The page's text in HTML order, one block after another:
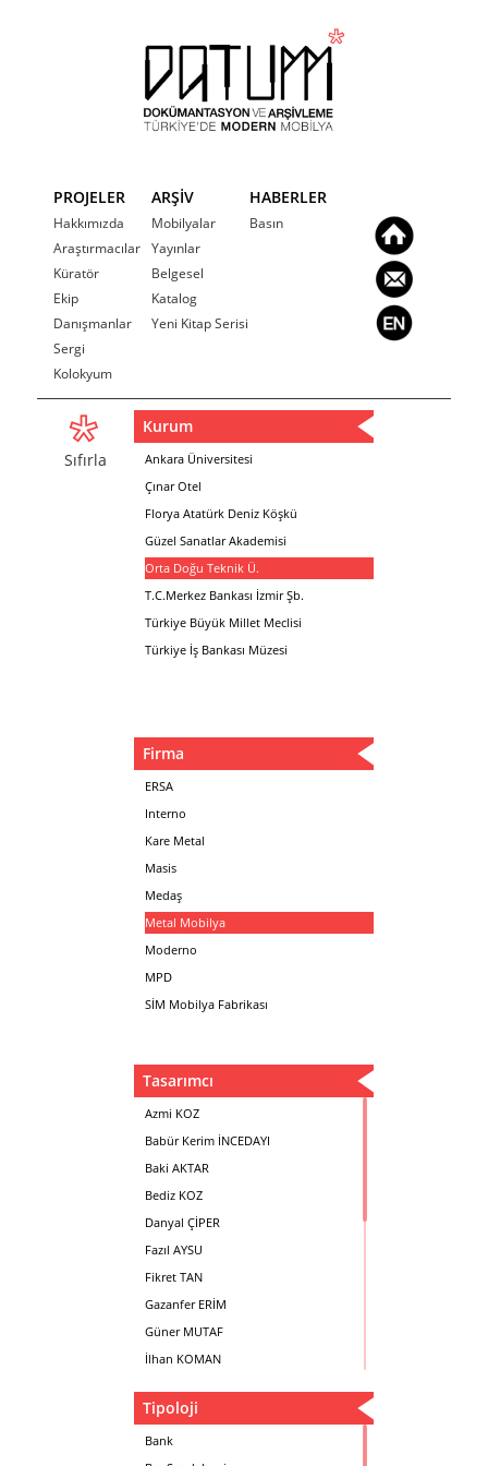
PROJELER
Hakkımızda
Araştırmacılar
Küratör
Ekip
Danışmanlar
Sergi
Kolokyum
ARŞİV
Mobilyalar
Yayınlar
Belgesel
Katalog
Yeni Kitap Serisi
HABERLER
Basın
Sıfırla
Kurum
Ankara Üniversitesi
Çınar Otel
Florya Atatürk Deniz Köşkü
Güzel Sanatlar Akademisi
Orta Doğu Teknik Ü.
T.C.Merkez Bankası İzmir Şb.
Türkiye Büyük Millet Meclisi
Türkiye İş Bankası Müzesi
Firma
ERSA
Interno
Kare Metal
Masis
Medaş
Metal Mobilya
Moderno
MPD
SİM Mobilya Fabrikası
Tasarımcı
Azmi KOZ
Babür Kerim İNCEDAYI
Baki AKTAR
Bediz KOZ
Danyal ÇİPER
Fazıl AYSU
Fikret TAN
Gazanfer ERİM
Güner MUTAF
İlhan KOMAN
Metin Atabey ATA
Minas BOYACIYAN
Tipoloji
Bank